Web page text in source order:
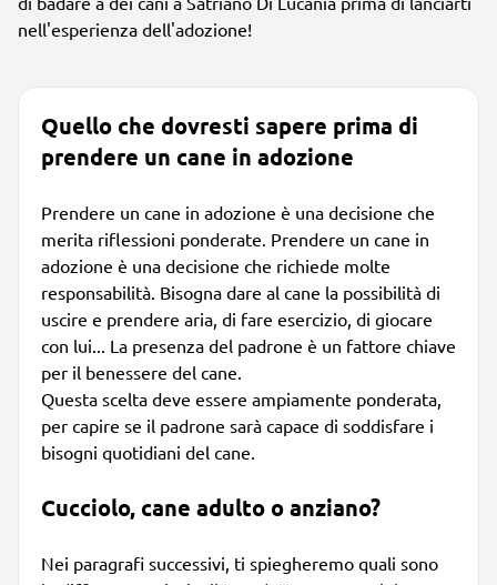
nell'esperienza dell'adozione!
Quello che dovresti sapere prima di
prendere un cane in adozione
Prendere un cane in adozione è una decisione che
merita riflessioni ponderate. Prendere un cane in
adozione è una decisione che richiede molte
responsabilità. Bisogna dare al cane la possibilità di
uscire e prendere aria, di fare esercizio, di giocare
con lui... La presenza del padrone è un fattore chiave
per il benessere del cane.
Questa scelta deve essere ampiamente ponderata,
per capire se il padrone sarà capace di soddisfare i
bisogni quotidiani del cane.
Cucciolo, cane adulto o anziano?
Nei paragrafi successivi, ti spiegheremo quali sono